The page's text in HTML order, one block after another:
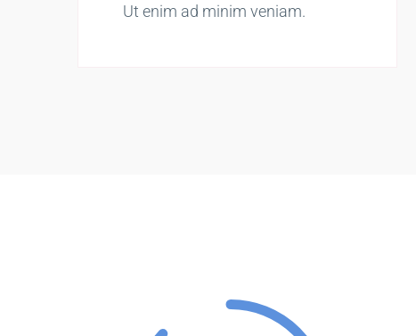
Ut enim ad minim veniam.